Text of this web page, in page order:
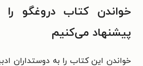
خواندن کتاب دروغگو
پیشنهاد می‌کنیم
خواندن این کتاب را به دوستداران